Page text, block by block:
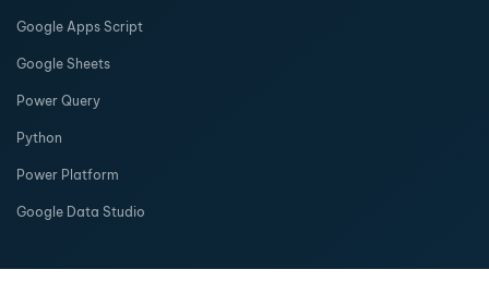
Google Apps Script
Google Sheets
Power Query
Python
Power Platform
Google Data Studio